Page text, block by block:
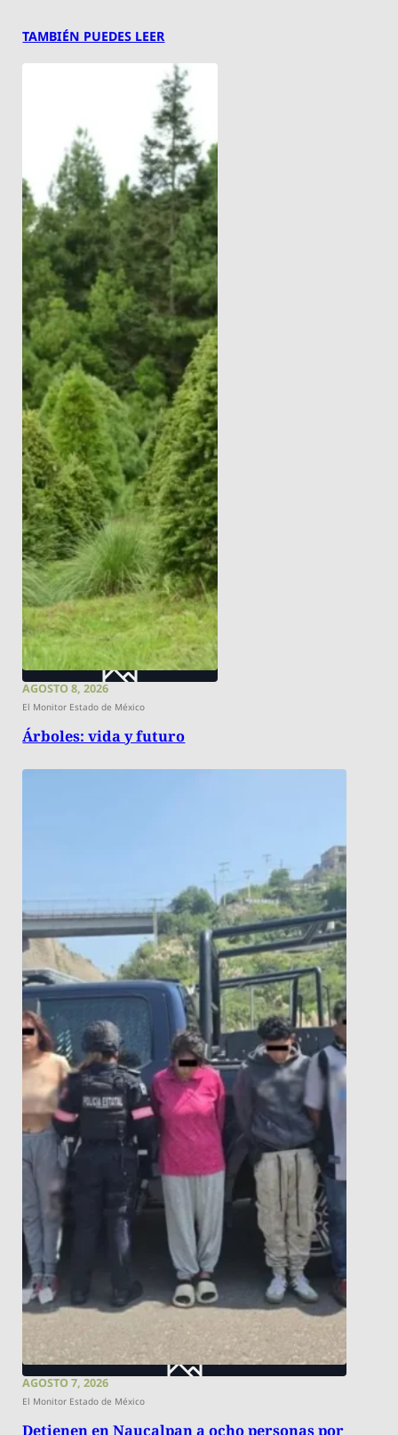
TAMBIÉN PUEDES LEER
AGOSTO 8, 2026
El Monitor Estado de México
Árboles: vida y futuro
AGOSTO 7, 2026
El Monitor Estado de México
Detienen en Naucalpan a ocho personas por